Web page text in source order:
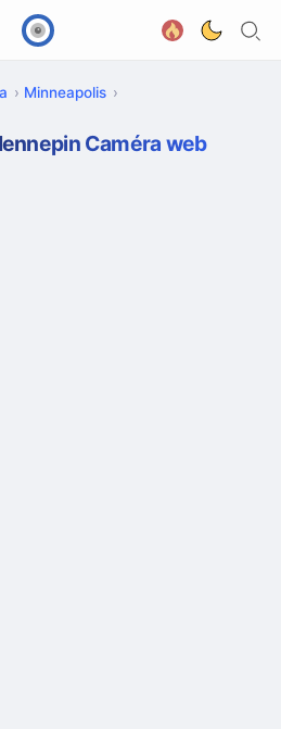
Minneapolis
Caméra web